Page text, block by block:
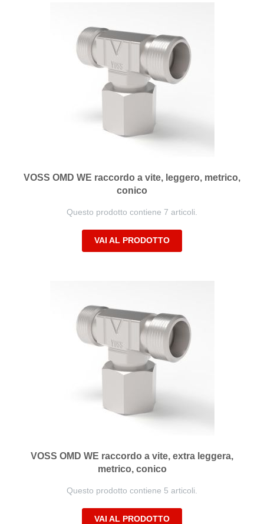
VOSS OMD WE raccordo a vite, leggero, metrico,
conico
Questo prodotto contiene 7 articoli.
VAI AL PRODOTTO
VOSS OMD WE raccordo a vite, extra leggera,
metrico, conico
Questo prodotto contiene 5 articoli.
VAI AL PRODOTTO